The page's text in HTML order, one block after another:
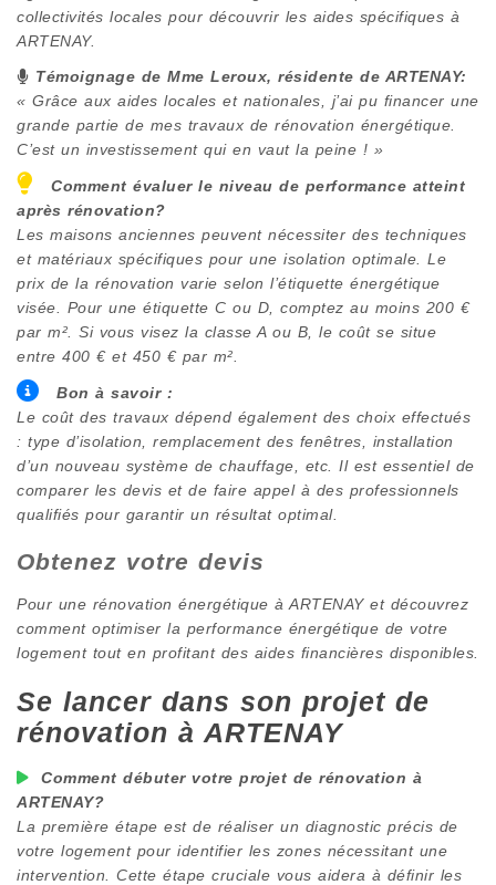
collectivités locales pour découvrir les aides spécifiques à
ARTENAY.
Témoignage de Mme Leroux, résidente de ARTENAY:
« Grâce aux aides locales et nationales, j’ai pu financer une
grande partie de mes travaux de rénovation énergétique.
C’est un investissement qui en vaut la peine ! »
Comment évaluer le niveau de performance atteint
après rénovation?
Les maisons anciennes peuvent nécessiter des techniques
et matériaux spécifiques pour une isolation optimale. Le
prix de la rénovation varie selon l’étiquette énergétique
visée. Pour une étiquette C ou D, comptez au moins 200 €
par m². Si vous visez la classe A ou B, le coût se situe
entre 400 € et 450 € par m².
Bon à savoir :
Le coût des travaux dépend également des choix effectués
: type d’isolation, remplacement des fenêtres, installation
d’un nouveau système de chauffage, etc. Il est essentiel de
comparer les devis et de faire appel à des professionnels
qualifiés pour garantir un résultat optimal.
Obtenez votre devis
Pour une rénovation énergétique à ARTENAYet découvrez
comment optimiser la performance énergétique de votre
logement tout en profitant des aides financières disponibles.
Se lancer dans son projet de
rénovation à ARTENAY
Comment débuter votre projet de rénovation à
ARTENAY?
La première étape est de réaliser un diagnostic précis de
votre logement pour identifier les zones nécessitant une
intervention. Cette étape cruciale vous aidera à définir les